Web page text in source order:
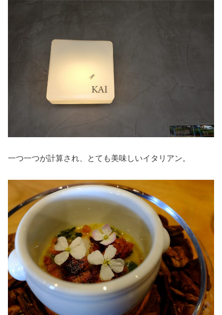
一つ一つが計算され、とても美味しいイタリアン。